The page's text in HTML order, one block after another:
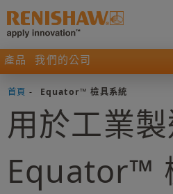
產品 我們的公司
首頁 - Equator™ 檢具系統
用於工業
Equator™